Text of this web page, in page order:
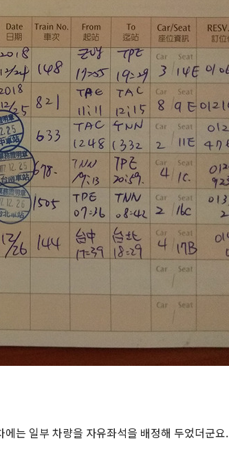
는 일부 차량을 자유좌석을 배정해 두었더군요.